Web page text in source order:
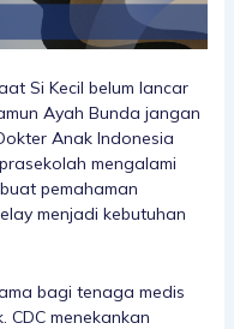
Si Kecil belum lancar
Ayah Bunda jangan
Anak Indonesia
mengalami
pemahaman
menjadi kebutuhan
bagi tenaga medis
menekankan